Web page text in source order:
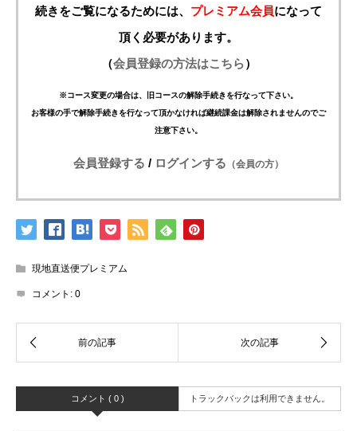
続きをご覧になるためには、 プレミアム会員になって
頂く必要があります。
（会員登録の方法はこちら）
※コース変更の場合は、旧コースの解除手続きを行なって下さい。
お客様の手で解除手続きを行なって頂かなければ継続課金は解除されませんのでご
注意下さい。
会員登録する / ログインする （会員の方）
現地直送便プレミアム
コメント: 0
コメント ( 0 ) トラックバックは利用できません。